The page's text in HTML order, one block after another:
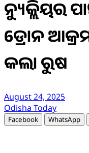
ନ୍ୟୁକ୍ଲିୟର
ଡ୍ରୋନ
କଲା ରୁଷ
August 24, 2025
Odisha Today
Facebook WhatsApp